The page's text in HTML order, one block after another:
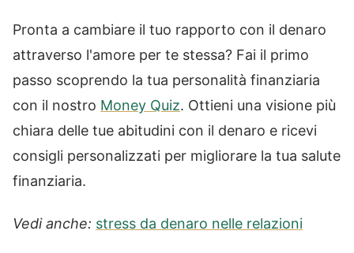
Pronta a cambiare il tuo rapporto con il denaro
attraverso l'amore per te stessa? Fai il primo
passo scoprendo la tua personalità finanziaria
con il nostro Money Quiz. Ottieni una visione più
chiara delle tue abitudini con il denaro e ricevi
consigli personalizzati per migliorare la tua salute
finanziaria.
Vedi anche: stress da denaro nelle relazioni